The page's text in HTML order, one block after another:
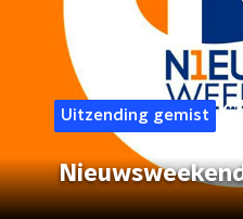
Uitzending gemist